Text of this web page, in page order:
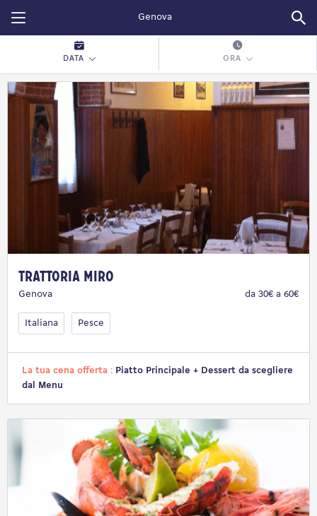
Restopolitan
DATA ORA
Trattoria Miro
Genova da 30€ a 60€
Italiana Pesce
La tua cena offerta : Piatto Principale + Dessert da scegliere
dal Menu